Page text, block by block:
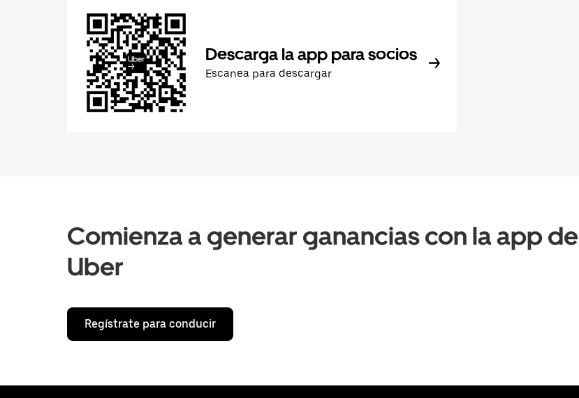
Descarga la app para socios
Escanea para descargar
Comienza a generar ganancias con la app de
Uber
Regístrate para conducir